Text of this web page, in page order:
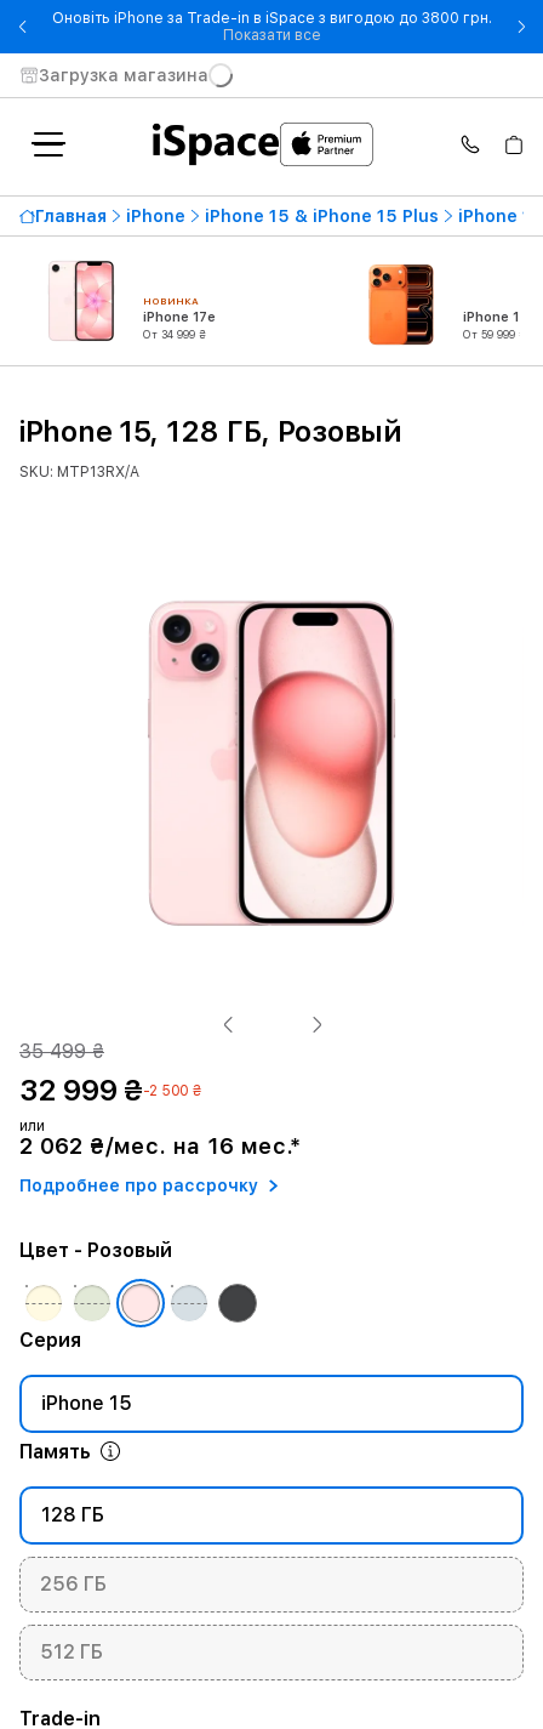
Оновіть iPhone за Trade-in в iSpace з вигодою до 3800 грн.
Показати все- Оновіть iPhone за Trade-in
Загрузка магазина
Главная iPhone iPhone 15 & iPhone 15 Plus iPhone 15
НОВИНКА
iPhone 17e
От 34 999 ₴
iPhone 17
От 59 999 ₴
iPhone 15, 128 ГБ, Розовый
SKU: MTP13RX/A
35 499 ₴
32 999 ₴-2 500 ₴
или
2 062 ₴/мес. на 16 мес.*
Подробнее про рассрочку
Серия
iPhone 15
Память
128 ГБ
256 ГБ
512 ГБ
Цвет - Розовый
Trade-in